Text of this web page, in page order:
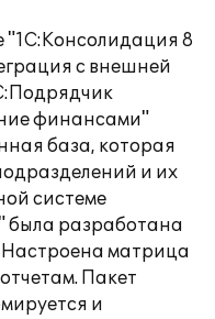
8
с внешней
финансами"
база, которая
и их
системе
была разработана
матрица
Пакет
и